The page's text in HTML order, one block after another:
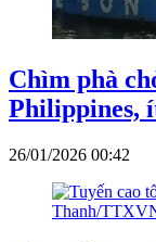
Chìm phà
Philippines,
26/01/2026 00:42